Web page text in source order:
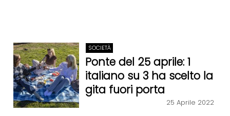
SOCIETÀ
Ponte del 25 aprile: 1
italiano su 3 ha scelto la
gita fuori porta
25 Aprile 2022